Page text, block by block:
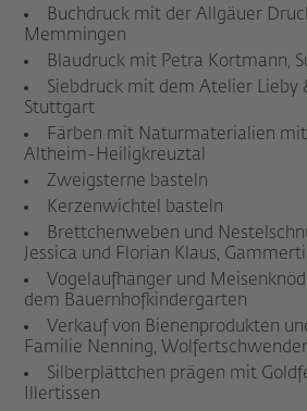
Buchdruck mit der Allgäuer
Memmingen
Blaudruck mit Petra Kortmann,
Siebdruck mit dem Atelier Lieby
Stuttgart
Färben mit Naturmaterialien mit
Altheim-Heiligkreuztal
Zweigsterne basteln
Kerzenwichtel basteln
Brettchenweben und
Jessica und Florian Klaus,
Vogelaufhänger und
dem Bauernhofkindergarten
Verkauf von Bienenprodukten
Familie Nenning,
Silberplättchen prägen mit
Illertissen